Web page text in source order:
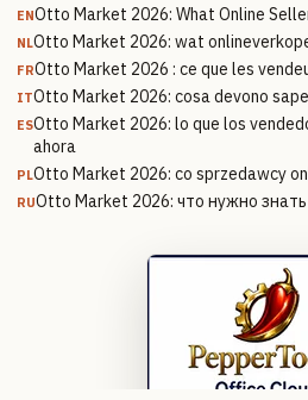
ENOtto Market 2026: What Online
NLOtto Market 2026: wat
FROtto Market 2026 : ce que les
ITOtto Market 2026: cosa devono
ESOtto Market 2026: lo que los
ahora
PLOtto Market 2026: co sprzedawcy
RUOtto Market 2026: что нужно